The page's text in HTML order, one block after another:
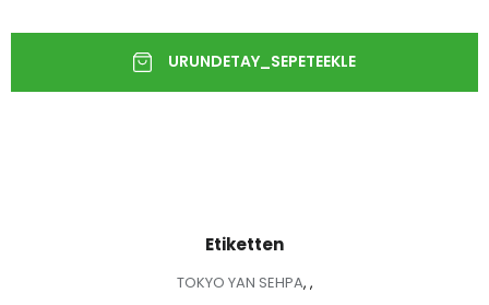
Etiketten
TOKYO YAN SEHPA, ,